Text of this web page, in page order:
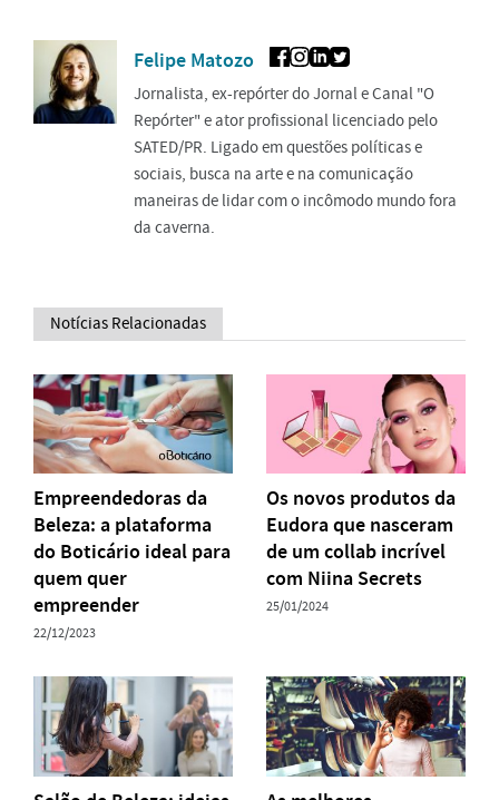
Felipe Matozo
Jornalista, ex-repórter do Jornal e Canal "O
Repórter" e ator profissional licenciado pelo
SATED/PR. Ligado em questões políticas e
sociais, busca na arte e na comunicação
maneiras de lidar com o incômodo mundo fora
da caverna.
Notícias Relacionadas
Empreendedoras da
Beleza: a plataforma
do Boticário ideal para
quem quer
empreender
22/12/2023
Os novos produtos da
Eudora que nasceram
de um collab incrível
com Niina Secrets
25/01/2024